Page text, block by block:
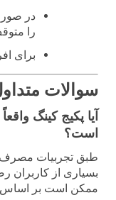
در
را
برای افراد
سوالات
آیا پکیج کینگ
است؟
طبق تجربیات
بسیاری از کاربران
ممکن است بر اساس